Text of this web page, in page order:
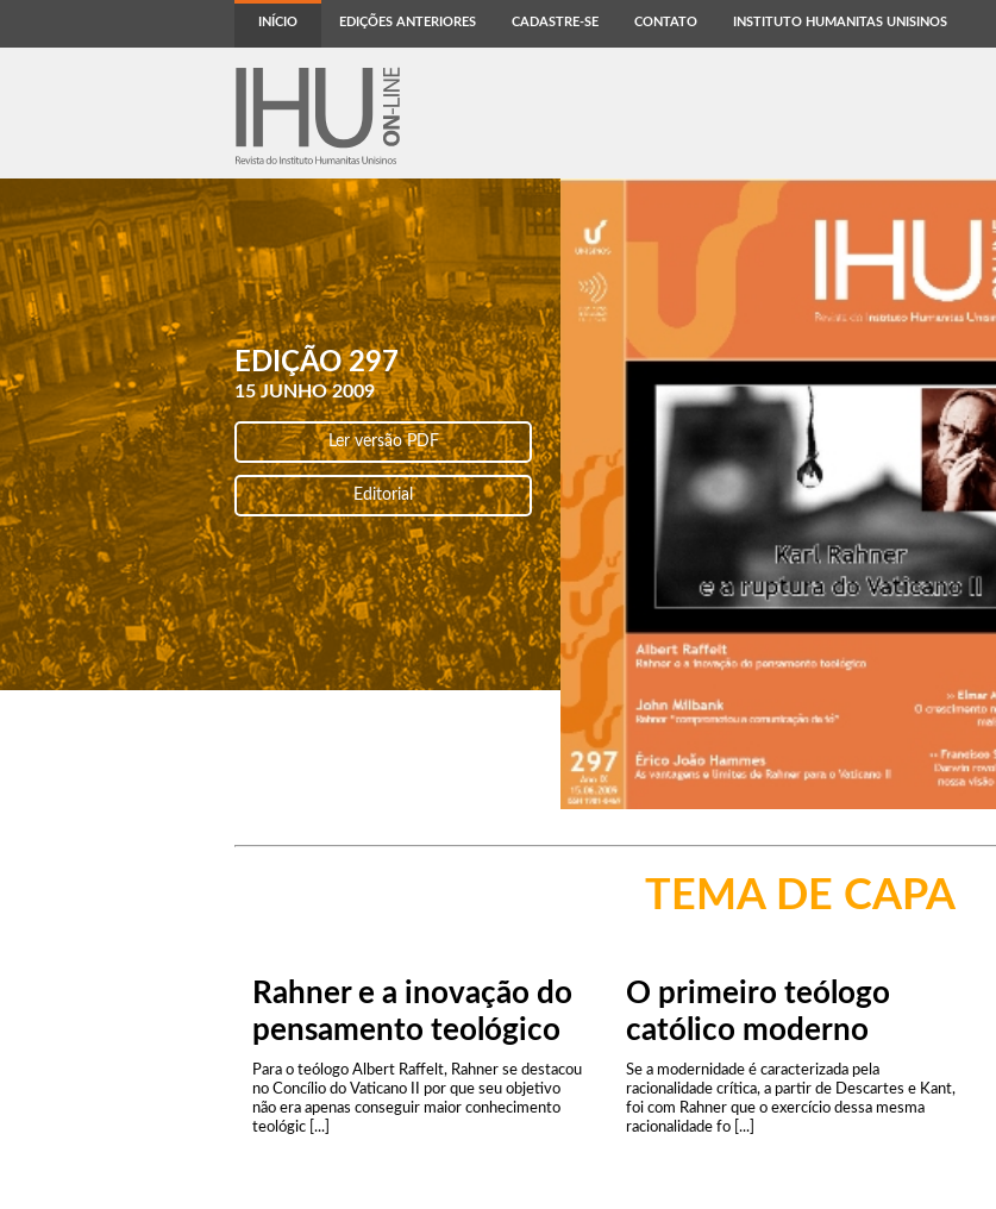
INÍCIO EDIÇÕES ANTERIORES CADASTRE-SE CONTATO INSTITUTO HUMANITAS UNISINOS
EDIÇÃO 297
15 JUNHO 2009
Ler versão PDF
Editorial
TEMA DE CAPA
Rahner e a inovação do
pensamento teológico
Para o teólogo Albert Raffelt, Rahner se destacou
no Concílio do Vaticano II por que seu objetivo
não era apenas conseguir maior conhecimento
teológic [...]
O primeiro teólogo
católico moderno
Se a modernidade é caracterizada pela
racionalidade crítica, a partir de Descartes e Kant,
foi com Rahner que o exercício dessa mesma
racionalidade fo [...]